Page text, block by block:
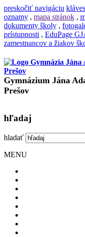
preskočiť navigáciu
oznamy , mapa stránok ,
dokumenty školy ,
prístupnosti , EduPage
zamestnancov a žiakov
Gymnázium Jána
Prešov
hľadaj
hladať
MENU